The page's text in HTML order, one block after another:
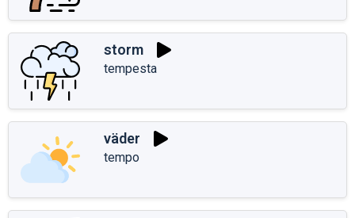
storm
tempesta
väder
tempo